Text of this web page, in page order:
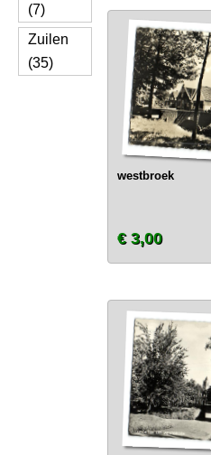
(7)
Zuilen
(35)
westbroek
€ 3,00